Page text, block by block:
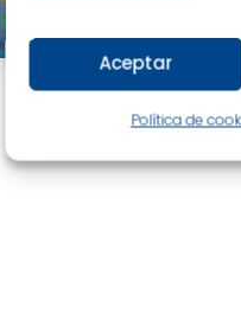
Aceptar
Política de